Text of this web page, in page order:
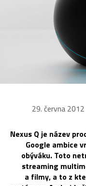
29. června 2012
Nexus Q je název
Google ambice
obýváku. Toto
streaming
a filmy, a to z